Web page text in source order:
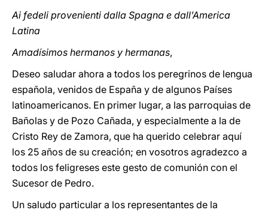
Ai fedeli provenienti dalla Spagna e dall’America
Latina
Amadísimos hermanos y hermanas,
Deseo saludar ahora a todos los peregrinos de lengua
española, venidos de España y de algunos Países
latinoamericanos. En primer lugar, a las parroquias de
Bañolas y de Pozo Cañada, y especialmente a la de
Cristo Rey de Zamora, que ha querido celebrar aquí
los 25 años de su creación; en vosotros agradezco a
todos los feligreses este gesto de comunión con el
Sucesor de Pedro.
Un saludo particular a los representantes de la